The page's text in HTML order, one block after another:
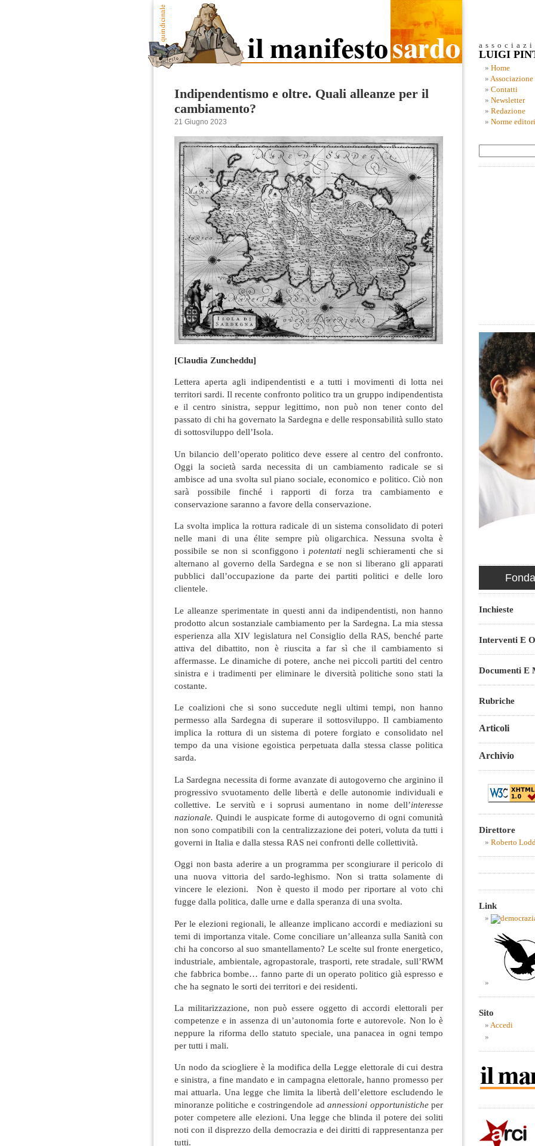
Indipendentismo e oltre. Quali alleanze per il
cambiamento?
21 Giugno 2023
[Claudia Zuncheddu]
Lettera aperta agli indipendentisti e a tutti i movimenti di lotta nei
territori sardi. Il recente confronto politico tra un gruppo indipendentista
e il centro sinistra, seppur legittimo, non può non tener conto del
passato di chi ha governato la Sardegna e delle responsabilità sullo stato
di sottosviluppo dell’Isola.
Un bilancio dell’operato politico deve essere al centro del confronto.
Oggi la società sarda necessita di un cambiamento radicale se si
ambisce ad una svolta sul piano sociale, economico e politico. Ciò non
sarà possibile finché i rapporti di forza tra cambiamento e
conservazione saranno a favore della conservazione.
La svolta implica la rottura radicale di un sistema consolidato di poteri
nelle mani di una élite sempre più oligarchica. Nessuna svolta è
possibile se non si sconfiggono ipotentati negli schieramenti che si
alternano al governo della Sardegna e se non si liberano gli apparati
pubblici dall’occupazione da parte dei partiti politici e delle loro
clientele.
Le alleanze sperimentate in questi anni da indipendentisti, non hanno
prodotto alcun sostanziale cambiamento per la Sardegna. La mia stessa
esperienza alla XIV legislatura nel Consiglio della RAS, benché parte
attiva del dibattito, non è riuscita a far sì che il cambiamento si
affermasse. Le dinamiche di potere, anche nei piccoli partiti del centro
sinistra e i tradimenti per eliminare le diversità politiche sono stati la
costante.
Le coalizioni che si sono succedute negli ultimi tempi, non hanno
permesso alla Sardegna di superare il sottosviluppo. Il cambiamento
implica la rottura di un sistema di potere forgiato e consolidato nel
tempo da una visione egoistica perpetuata dalla stessa classe politica
sarda.
La Sardegna necessita di forme avanzate di autogoverno che arginino il
progressivo svuotamento delle libertà e delle autonomie individuali e
collettive. Le servitù e i soprusi aumentano in nome dell’interesse
nazionale.Quindi le auspicate forme di autogoverno di ogni comunità
non sono compatibili con la centralizzazione dei poteri, voluta da tutti i
governi in Italia e dalla stessa RAS nei confronti delle collettività.
Oggi non basta aderire a un programma per scongiurare il pericolo di
una nuova vittoria del sardo-leghismo. Non si tratta solamente di
vincere le elezioni. Non è questo il modo per riportare al voto chi
fugge dalla politica, dalle urne e dalla speranza di una svolta.
Per le elezioni regionali, le alleanze implicano accordi e mediazioni su
temi di importanza vitale. Come conciliare un’alleanza sulla Sanità con
chi ha concorso al suo smantellamento? Le scelte sul fronte energetico,
industriale, ambientale, agropastorale, trasporti, rete stradale, sull’RWM
che fabbrica bombe… fanno parte di un operato politico già espresso e
che ha segnato le sorti dei territori e dei residenti.
La militarizzazione, non può essere oggetto di accordi elettorali per
competenze e in assenza di un’autonomia forte e autorevole. Non lo è
neppure la riforma dello statuto speciale, una panacea in ogni tempo
per tutti i mali.
Un nodo da sciogliere è la modifica della Legge elettorale di cui destra
e sinistra, a fine mandato e in campagna elettorale, hanno promesso per
mai attuarla. Una legge che limita la libertà dell’elettore escludendo le
minoranze politiche e costringendole adannessioni opportunisticheper
poter competere alle elezioni. Una legge che blinda il potere dei soliti
noti con il disprezzo della democrazia e dei diritti di rappresentanza per
tutti.
LUIGI
Home
Associazione
Contatti
Newsletter
Redazione
Norme
Inchieste
Interventi E
Documenti E
Rubriche
Articoli
Archivio
Direttore
Roberto
Link
Sito
Accedi